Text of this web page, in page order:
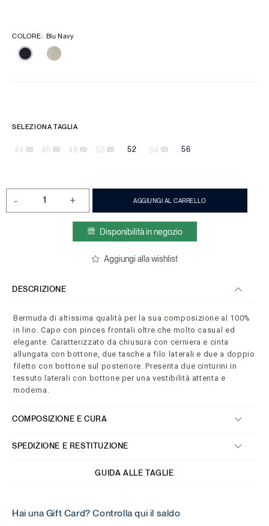
COLORE: Blu Navy
SELEZIONA TAGLIA
44 46 48 50 52 54 56
- + AGGIUNGI AL CARRELLO
Disponibilità in negozio
Aggiungi alla wishlist
DESCRIZIONE
Bermuda di altissima qualità per la sua composizione al 100%
in lino. Capo con pinces frontali oltre che molto casual ed
elegante. Caratterizzato da chiusura con cerniera e cinta
allungata con bottone, due tasche a filo laterali e due a doppio
filetto con bottone sul posteriore. Presenta due cinturini in
tessuto laterali con bottone per una vestibilità attenta e
moderna.
COMPOSIZIONE E CURA
SPEDIZIONE E RESTITUZIONE
GUIDA ALLE TAGLIE
Hai una Gift Card? Controlla qui il saldo